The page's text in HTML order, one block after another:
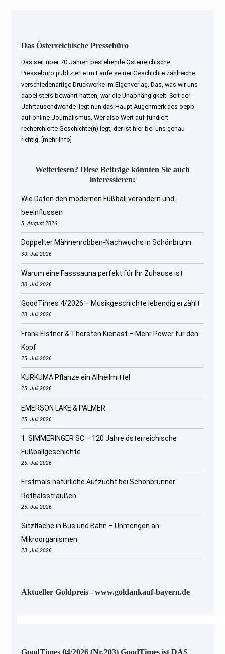
Das Österreichische Pressebüro
Das seit über 70 Jahren bestehende Österreichische
Pressebüro publizierte im Laufe seiner Geschichte zahlreiche
verschiedenartige Druckwerke im Eigenverlag. Das, was wir uns
dabei stets bewahrt hatten, war die Unabhängigkeit. Seit der
Jahrtausendwende liegt nun das Haupt-Augenmerk des oepb
auf online-Journalismus. Wer also Wert auf fundiert
recherchierte Geschichte(n) legt, der ist hier bei uns genau
richtig.
[mehr Info]
Weiterlesen? Diese Beiträge könnten Sie auch
interessieren:
Wie Daten den modernen Fußball verändern und
beeinflussen
5. August 2026
Doppelter Mähnenrobben-Nachwuchs in Schönbrunn
30. Juli 2026
Warum eine Fasssauna perfekt für Ihr Zuhause ist
30. Juli 2026
GoodTimes 4/2026 – Musikgeschichte lebendig erzählt
28. Juli 2026
Frank Elstner & Thorsten Kienast – Mehr Power für den
Kopf
25. Juli 2026
KURKUMA Pflanze ein Allheilmittel
25. Juli 2026
EMERSON LAKE & PALMER
25. Juli 2026
1. SIMMERINGER SC – 120 Jahre österreichische
Fußballgeschichte
25. Juli 2026
Erstmals natürliche Aufzucht bei Schönbrunner
Rothalsstraußen
25. Juli 2026
Sitzfläche in Bus und Bahn – Unmengen an
Mikroorganismen
23. Juli 2026
Aktueller Goldpreis - www.goldankauf-bayern.de
GoodTimes 04/2026 (Nr.203) GoodTimes ist DAS